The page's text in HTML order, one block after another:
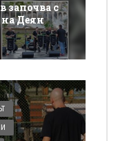
започва с
Деян